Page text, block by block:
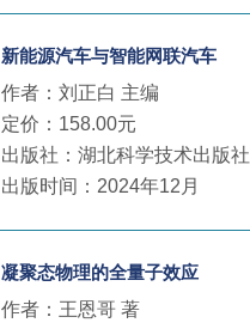
新能源汽车与智能网联汽车
作者：刘正白 主编
定价：158.00元
出版社：湖北科学技术出版社
出版时间：2024年12月
凝聚态物理的全量子效应
作者：王恩哥 著